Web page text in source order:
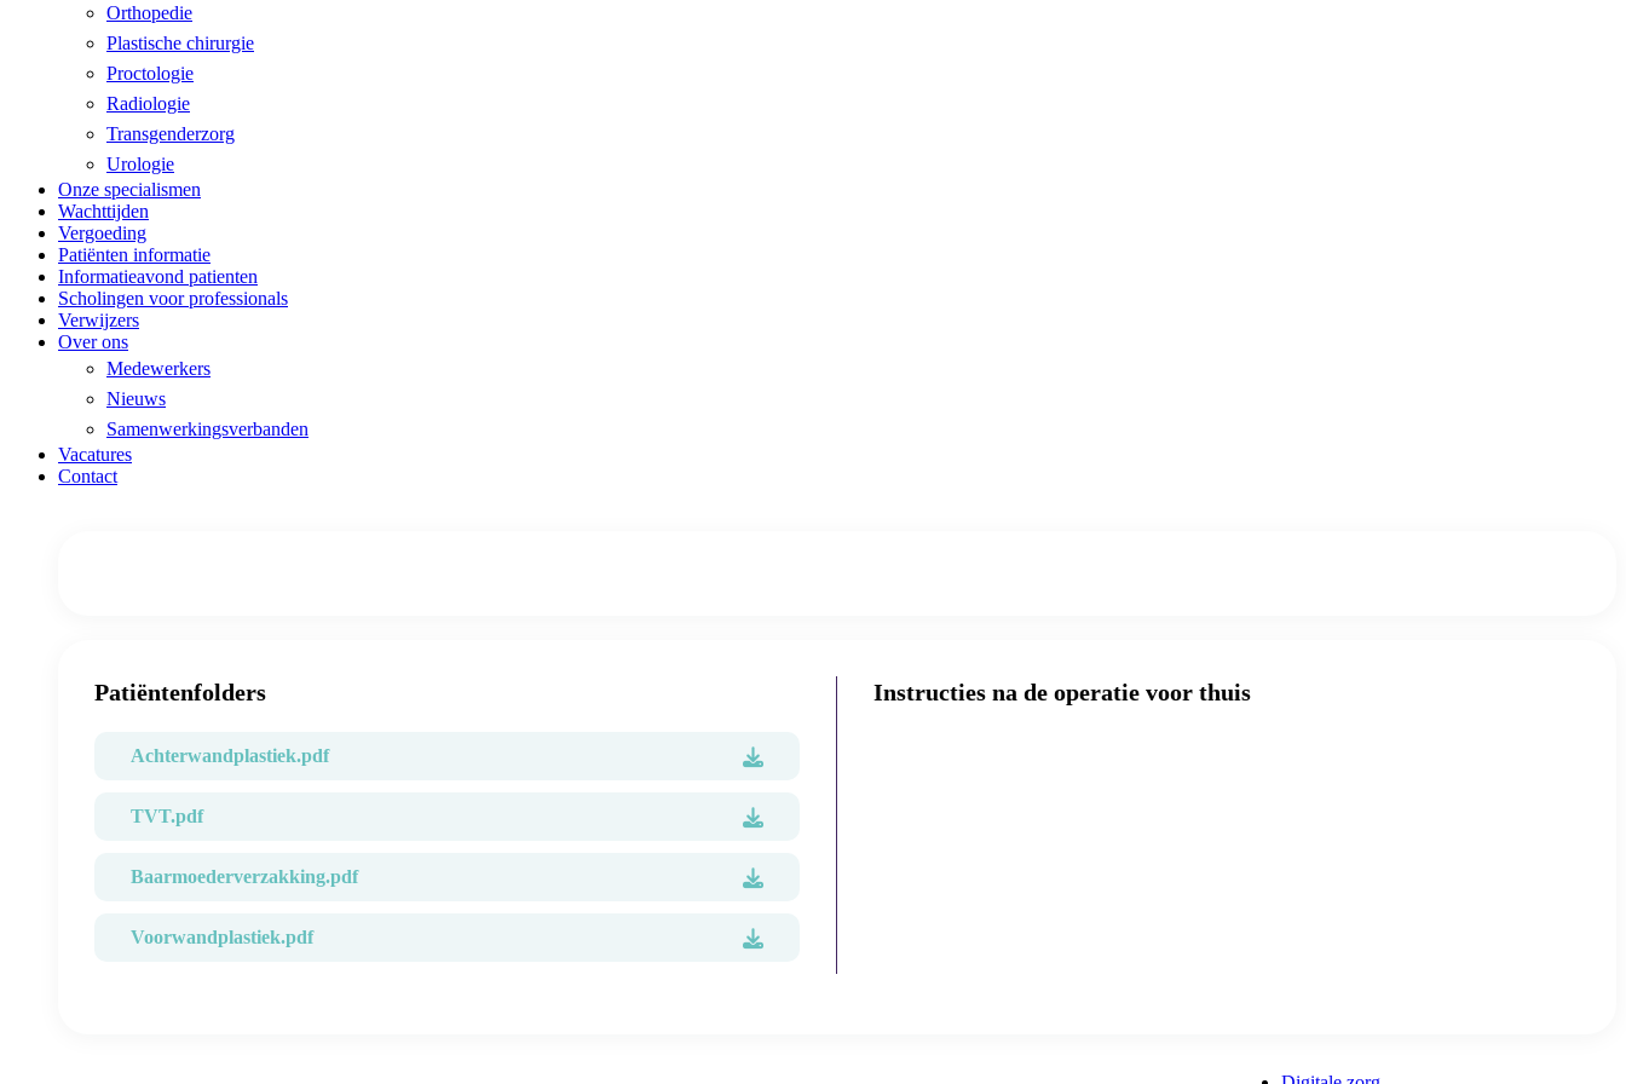
Orthopedie
Plastische chirurgie
Proctologie
Radiologie
Transgenderzorg
Urologie
Onze specialismen
Wachttijden
Vergoeding
Patiënten informatie
Informatieavond patienten
Scholingen voor professionals
Verwijzers
Over ons
Medewerkers
Nieuws
Samenwerkingsverbanden
Vacatures
Contact
Patiëntenfolders
Achterwandplastiek.pdf
TVT.pdf
Baarmoederverzakking.pdf
Voorwandplastiek.pdf
Instructies na de operatie voor thuis